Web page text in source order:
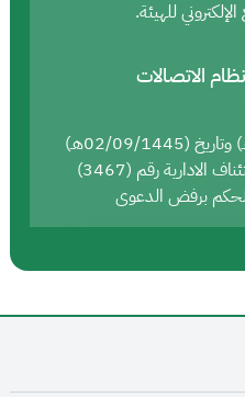
للهيئة.
الاتصالات
رقم (45114646/ق/1445هـ) وتاريخ (02/09/1445هـ)
الصادر بشأنه حكم محكمة الاستئناف الادارية رقم (3467)